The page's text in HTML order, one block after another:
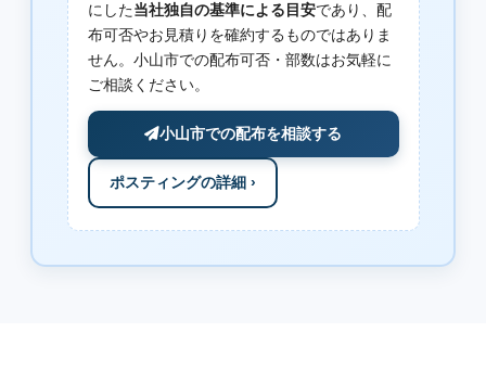
にした当社独自の基準による目安であり、配
布可否やお見積りを確約するものではありま
せん。小山市での配布可否・部数はお気軽に
ご相談ください。
小山市での配布を相談する
ポスティングの詳細 ›